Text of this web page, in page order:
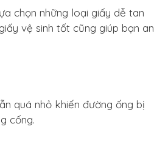
chọn những loại giấy dễ tan
vệ sinh tốt cũng giúp bạn an
quá nhỏ khiến đường ống bị
cống.